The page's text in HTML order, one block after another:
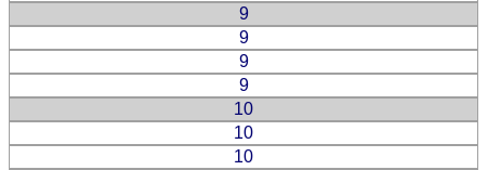
9
9
9
9
10
10
10